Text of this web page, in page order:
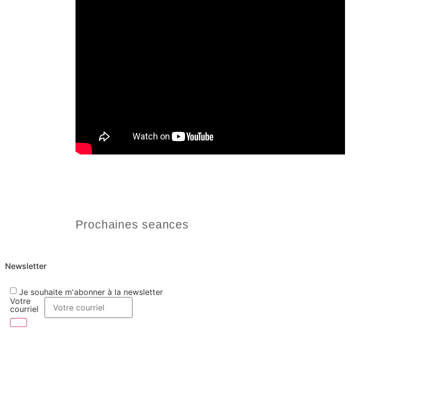
Prochaines seances
Newsletter
Je souhaite m'abonner à la newsletter
Votre
courriel